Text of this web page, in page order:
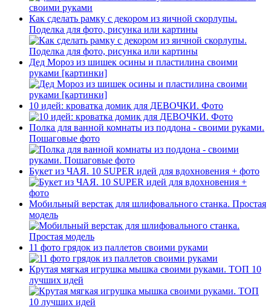
Как сделать рамку с декором из яичной скорлупы.
Поделка для фото, рисунка или картины
Дед Мороз из шишек осины и пластилина своими
руками [картинки]
10 идей: кроватка домик для ДЕВОЧКИ. Фото
Полка для ванной комнаты из поддона - своими руками.
Пошаговые фото
Букет из ЧАЯ. 10 SUPER идей для вдохновения + фото
Мобильный верстак для шлифовального станка. Простая
модель
11 фото грядок из паллетов своими руками
Крутая мягкая игрушка мышка своими руками. ТОП 10
лучших идей